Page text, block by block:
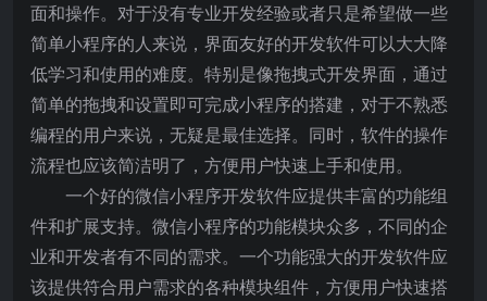
面和操作。对于没有专业开发经验或者只是希望做一些
简单小程序的人来说，界面友好的开发软件可以大大降
低学习和使用的难度。特别是像拖拽式开发界面，通过
简单的拖拽和设置即可完成小程序的搭建，对于不熟悉
编程的用户来说，无疑是最佳选择。同时，软件的操作
流程也应该简洁明了，方便用户快速上手和使用。
一个好的微信小程序开发软件应提供丰富的功能组
件和扩展支持。微信小程序的功能模块众多，不同的企
业和开发者有不同的需求。一个功能强大的开发软件应
该提供符合用户需求的各种模块组件，方便用户快速搭